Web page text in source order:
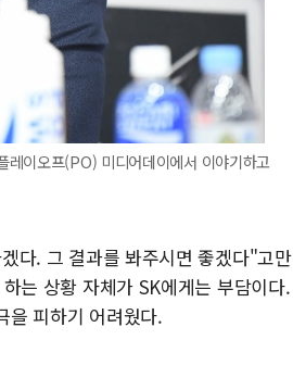
이오프(PO) 미디어데이에서 이야기하고
다. 그 결과를 봐주시면 좋겠다"고만
는 상황 자체가 SK에게는 부담이다.
을 피하기 어려웠다.